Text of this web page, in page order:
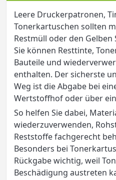
Leere Druckerpatronen,
Tonerkartuschen sollten
Restmüll oder den
Sie können Resttinte,
Bauteile und
enthalten. Der sicherste
Weg ist die Abgabe bei
Wertstoffhof oder über
So helfen Sie dabei,
wiederzuverwenden,
Reststoffe fachgerecht
Besonders bei
Rückgabe wichtig, weil
Beschädigung austreten